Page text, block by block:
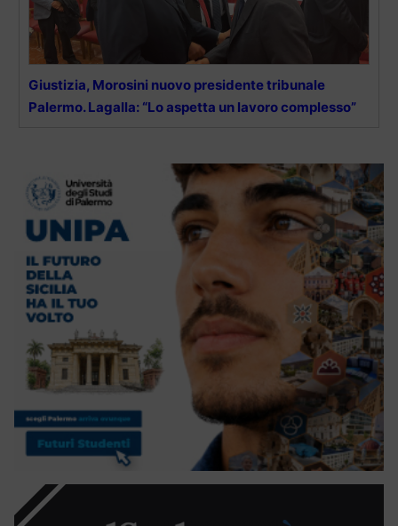
Giustizia, Morosini nuovo presidente tribunale
Palermo. Lagalla: “Lo aspetta un lavoro complesso”